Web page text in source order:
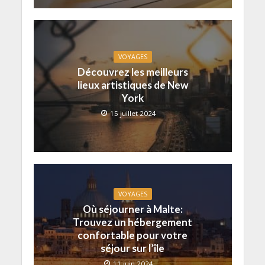
VOYAGES
Découvrez les meilleurs
lieux artistiques de New
York
15 juillet 2024
VOYAGES
Où séjourner à Malte:
Trouvez un hébergement
confortable pour votre
séjour sur l’île